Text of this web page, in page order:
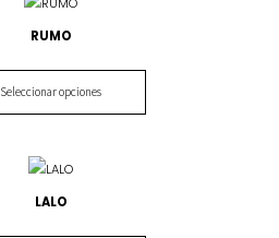
RUMO
Seleccionar opciones
LALO